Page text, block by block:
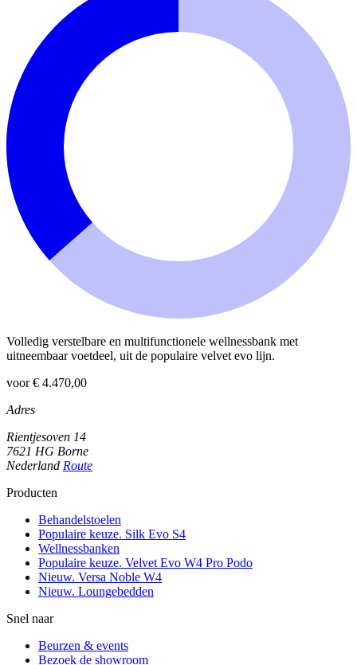
Volledig verstelbare en multifunctionele wellnessbank met
uitneembaar voetdeel, uit de populaire velvet evo lijn.
voor € 4.470,00
Adres
Rientjesoven 14
7621 HG Borne
Nederland Route
Producten
Behandelstoelen
Populaire keuze. Silk Evo S4
Wellnessbanken
Populaire keuze. Velvet Evo W4 Pro Podo
Nieuw. Versa Noble W4
Nieuw. Loungebedden
Snel naar
Beurzen & events
Bezoek de showroom